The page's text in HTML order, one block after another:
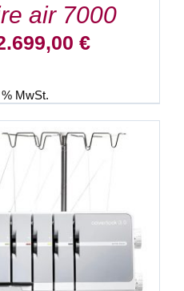
air 7000
€
€Aktueller
MwSt.
DETAILS